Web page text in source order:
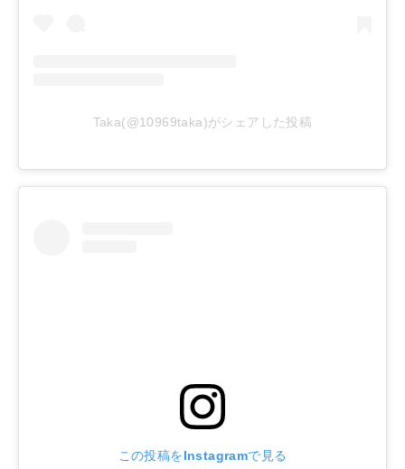
Taka(@10969taka)がシェアした投稿
この投稿をInstagramで見る